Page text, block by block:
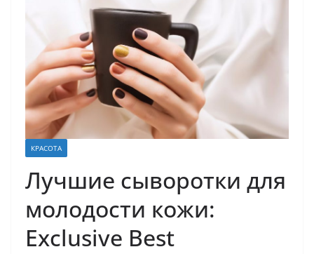
КРАСОТА
Лучшие сыворотки для
молодости кожи:
Exclusive Best